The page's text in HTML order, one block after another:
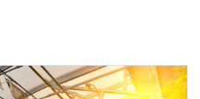
hoạt động như thế nào? Cơ chế